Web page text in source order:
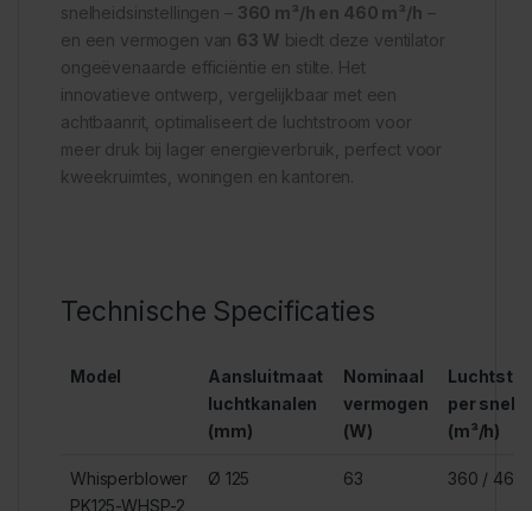
snelheidsinstellingen – 360 m³/h en 460 m³/h –
en een vermogen van 63 W biedt deze ventilator
ongeëvenaarde efficiëntie en stilte. Het
innovatieve ontwerp, vergelijkbaar met een
achtbaanrit, optimaliseert de luchtstroom voor
meer druk bij lager energieverbruik, perfect voor
kweekruimtes, woningen en kantoren.
Technische Specificaties
Model
Aansluitmaat
luchtkanalen
(mm)
Nominaal
vermogen
(W)
per
(m³/h)
Whisperblower
PK125-WHSP-2
Ø 125 63 360 / 460